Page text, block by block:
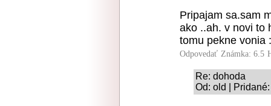
Pripajam sa.sam
ako ..ah. v novi to
tomu pekne vonia
Odpovedať Známka: 6.5
Re: dohoda
Od: old |